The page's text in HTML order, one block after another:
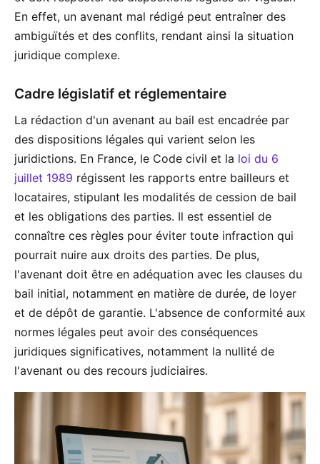
En effet, un avenant mal rédigé peut entraîner des
ambiguïtés et des conflits, rendant ainsi la situation
juridique complexe.
Cadre législatif et réglementaire
La rédaction d'un avenant au bail est encadrée par
des dispositions légales qui varient selon les
juridictions. En France, le Code civil et la loi du 6
juillet 1989 régissent les rapports entre bailleurs et
locataires, stipulant les modalités de cession de bail
et les obligations des parties. Il est essentiel de
connaître ces règles pour éviter toute infraction qui
pourrait nuire aux droits des parties. De plus,
l'avenant doit être en adéquation avec les clauses du
bail initial, notamment en matière de durée, de loyer
et de dépôt de garantie. L'absence de conformité aux
normes légales peut avoir des conséquences
juridiques significatives, notamment la nullité de
l'avenant ou des recours judiciaires.